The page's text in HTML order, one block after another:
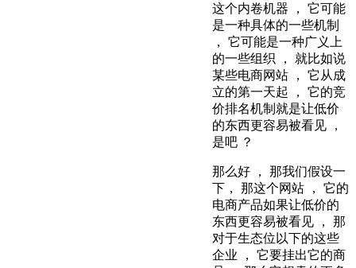
这个内卷机器 ， 它可能
是一种具体的一些机制
， 它可能是一种广义上
的一些组织 ， 就比如说
某些电商网站 ， 它从成
立的第一天起 ， 它的竞
价排名机制就是让低价
的东西更容易被看见 ，
是吧 ？
那么好 ， 那我们假设一
下， 那这个网站 ， 它的
电商产品如果让低价的
东西更容易被看见 ， 那
对于生态位以下的这些
企业 ， 它要挂出它的商